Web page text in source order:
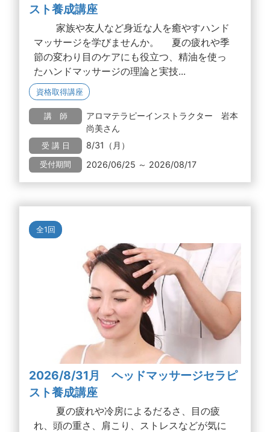
スト養成講座
家族や友人など身近な人を癒やすハンド
マッサージを学びませんか。 夏の疲れや季
節の変わり目のケアにも役立つ、精油を使っ
たハンドマッサージの理論と実技...
資格取得講座
講 師
アロマテラピーインストラクター 岩本
尚美さん
受 講 日 8/31（月）
受付期間 2026/06/25 ～ 2026/08/17
全1回
2026/8/31月 ヘッドマッサージセラピ
スト養成講座
夏の疲れや冷房によるだるさ、目の疲
れ、頭の重さ、肩こり、ストレスなどが気に